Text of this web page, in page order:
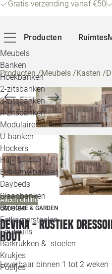
Gratis verzending vanaf €50
Producten
Meubels
Banken
Hoekbanken
2-zitsbanken
3-zitsbanken
4-zitsbanken
Modulaire banken
U-banken
Hockers
Hal- &
Eetkamerbanken
Daybeds
Slaapbanken
Stoelen
Eetkamerstoelen
Fauteuils
Barkrukken & -stoelen
Krukjes
Poefjes
Ruimtes
Producten/Meubels /Kasten /
Alleen online
OM HOME & GARDEN
Devina - Rustiek
Hout
Leverbaar binnen 1 tot 2 weken